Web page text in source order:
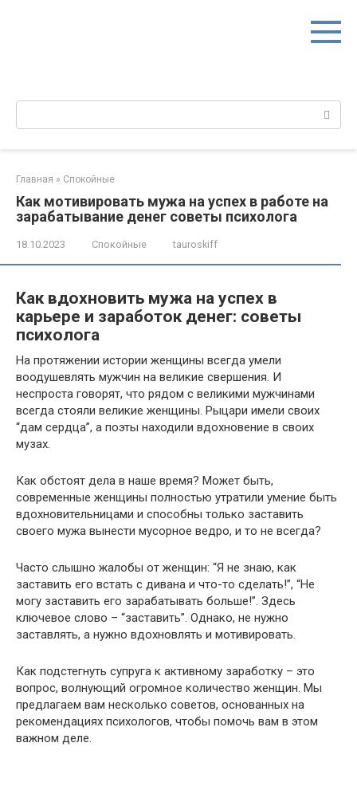
Поиск:
Главная » Спокойные
Как мотивировать мужа на успех в работе на
зарабатывание денег советы психолога
18.10.2023 Спокойные tauroskiff
Как вдохновить мужа на успех в
карьере и заработок денег: советы
психолога
На протяжении истории женщины всегда умели
воодушевлять мужчин на великие свершения. И
неспроста говорят, что рядом с великими мужчинами
всегда стояли великие женщины. Рыцари имели своих
“дам сердца”, а поэты находили вдохновение в своих
музах.
Как обстоят дела в наше время? Может быть,
современные женщины полностью утратили умение быть
вдохновительницами и способны только заставить
своего мужа вынести мусорное ведро, и то не всегда?
Часто слышно жалобы от женщин: “Я не знаю, как
заставить его встать с дивана и что-то сделать!”, “Не
могу заставить его зарабатывать больше!”. Здесь
ключевое слово – “заставить”. Однако, не нужно
заставлять, а нужно вдохновлять и мотивировать.
Как подстегнуть супруга к активному заработку – это
вопрос, волнующий огромное количество женщин. Мы
предлагаем вам несколько советов, основанных на
рекомендациях психологов, чтобы помочь вам в этом
важном деле.